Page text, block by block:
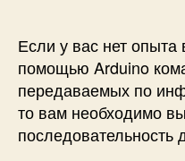
Если у вас нет
помощью Arduino
передаваемых по
то вам необходимо
последовательность